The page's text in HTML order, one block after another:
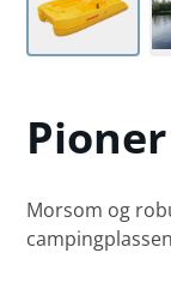
Morsom og